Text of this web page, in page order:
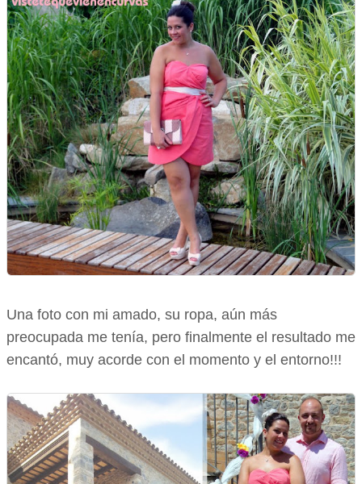
Una foto con mi amado, su ropa, aún más
preocupada me tenía, pero finalmente el resultado me
encantó, muy acorde con el momento y el entorno!!!